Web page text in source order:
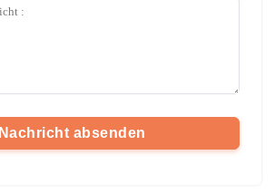
Nachricht absenden